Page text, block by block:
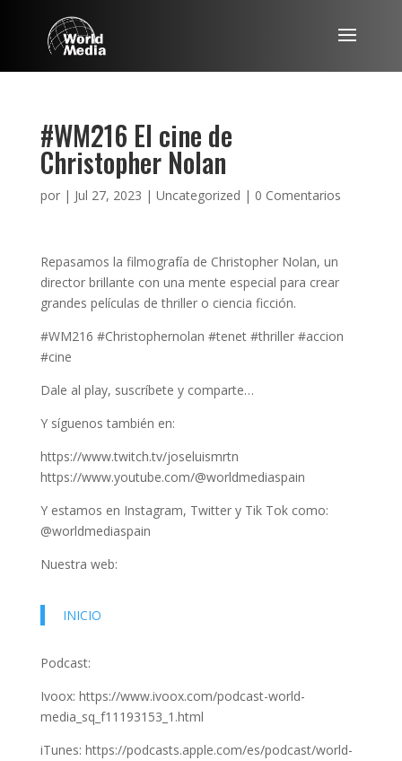
#WM216 El cine de
Christopher Nolan
por | Jul 27, 2023 | Uncategorized | 0 Comentarios
Repasamos la filmografía de Christopher Nolan, un
director brillante con una mente especial para crear
grandes películas de thriller o ciencia ficción.
#WM216 #Christophernolan #tenet #thriller #accion
#cine
Dale al play, suscríbete y comparte…
Y síguenos también en:
https://www.twitch.tv/joseluismrtn
https://www.youtube.com/@worldmediaspain
Y estamos en Instagram, Twitter y Tik Tok como:
@worldmediaspain
Nuestra web:
INICIO
Podcast:
Ivoox: https://www.ivoox.com/podcast-world-
media_sq_f11193153_1.html
iTunes: https://podcasts.apple.com/es/podcast/world-